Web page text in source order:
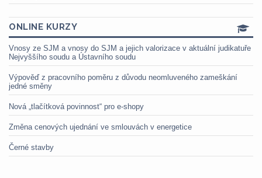
ONLINE KURZY
Vnosy ze SJM a vnosy do SJM a jejich valorizace v aktuální judikatuře
Nejvyššího soudu a Ústavního soudu
Výpověď z pracovního poměru z důvodu neomluveného zameškání
jedné směny
Nová „tlačítková povinnost“ pro e-shopy
Změna cenových ujednání ve smlouvách v energetice
Černé stavby